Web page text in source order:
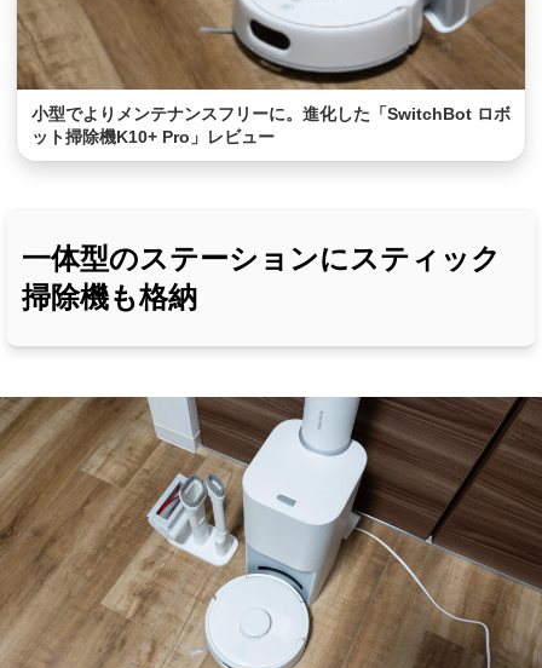
小型でよりメンテナンスフリーに。進化した「SwitchBot ロボ
ット掃除機K10+ Pro」レビュー
一体型のステーションにスティック
掃除機も格納